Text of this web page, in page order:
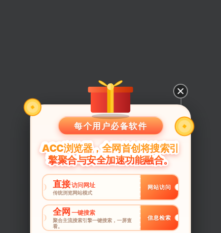
每个用户必备软件
ACC浏览器，全网首创将搜索引
擎聚合与安全加速功能融合。
直接访问网址
传统浏览网站模式
网站访问
全网 一键搜索
聚合主流搜索引擎一键搜索，一屏查
看。
信息检索